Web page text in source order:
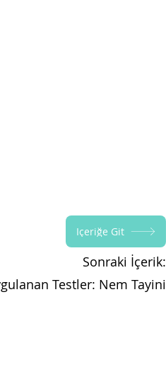
İçeriğe Git
Sonraki İçerik:
Testler: Nem Tayini